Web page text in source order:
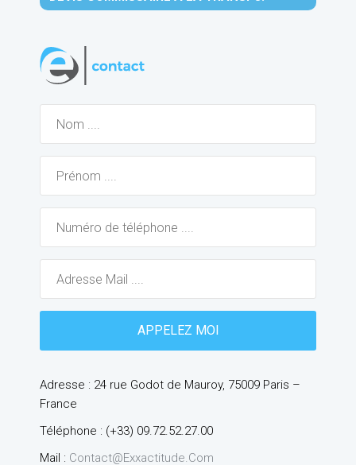
Adresse : 24 rue Godot de Mauroy, 75009 Paris –
France
Téléphone : (+33) 09.72.52.27.00
Mail : Contact@exxactitude.com